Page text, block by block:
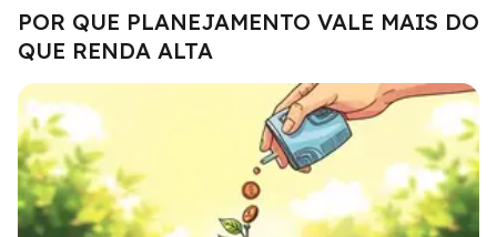
POR QUE PLANEJAMENTO VALE MAIS DO
QUE RENDA ALTA